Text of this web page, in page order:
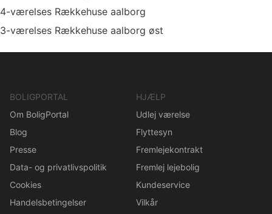
4-værelses Rækkehuse aalborg
3-værelses Rækkehuse aalborg øst
BOLIGPORTAL
Om BoligPortal
Blog
Presse
Data- og privatlivspolitik
Cookies
Handelsbetingelser
HJÆLP
Udlej værelse
Flyttesyn
Fremlejekontrakt
Fremlej lejebolig
Kundeservice
Vilkår